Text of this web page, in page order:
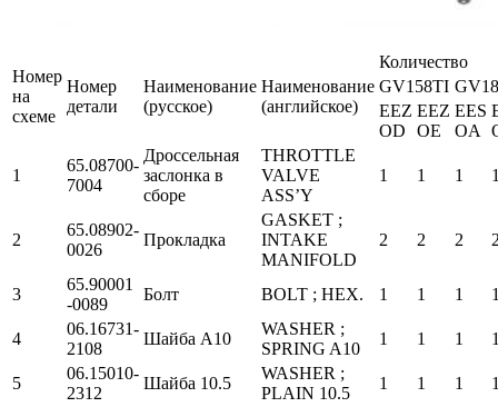
Номер
на
схеме
Номер
детали
Наименование
(русское)
Наименование
(английское)
Количество
GV158TI
EEZ
OD
EEZ
OE
EES
OA
1
65.08700-
7004
Дроссельная
заслонка в
сборе
THROTTLE
VALVE
ASS’Y
1 1 1
2
65.08902-
0026
Прокладка
GASKET ;
INTAKE
MANIFOLD
2 2 2
3
65.90001
-0089
Болт BOLT ; HEX. 1 1 1
4
06.16731-
2108
Шайба А10
WASHER ;
SPRING A10
1 1 1
5
06.15010-
2312
Шайба 10.5
WASHER ;
PLAIN 10.5
1 1 1